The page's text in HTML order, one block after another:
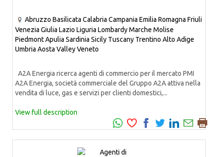
Abruzzo Basilicata Calabria Campania Emilia Romagna Friuli
Venezia Giulia Lazio Liguria LombardyMarche Molise
PiedmontApulia Sardinia Sicily Tuscany Trentino Alto Adige
Umbria Aosta ValleyVeneto
A2A Energia ricerca agenti di commercio per il mercato PMI
A2A Energia, società commerciale del Gruppo A2A attiva nella
vendita di luce, gas e servizi per clienti domestici,...
View full description